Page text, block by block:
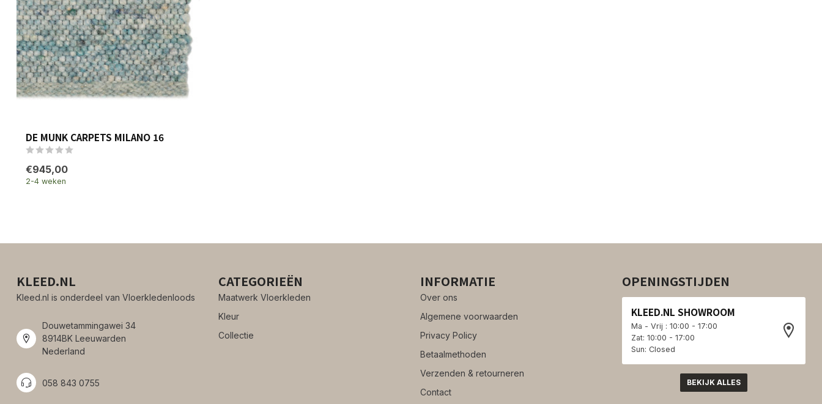
DE MUNK CARPETS MILANO 16
€945,00
2-4 weken
KLEED.NL
Kleed.nl is onderdeel van Vloerkledenloods
Douwetammingawei 34
8914BK Leeuwarden
Nederland
058 843 0755
CATEGORIEËN
Maatwerk Vloerkleden
Kleur
Collectie
INFORMATIE
Over ons
Algemene voorwaarden
Privacy Policy
Betaalmethoden
Verzenden & retourneren
Contact
OPENINGSTIJDEN
KLEED.NL SHOWROOM
Ma - Vrij : 10:00 - 17:00
Zat: 10:00 - 17:00
Sun: Closed
BEKIJK ALLES